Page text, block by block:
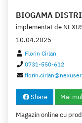
BIOGAMA
implementat de
10.04.2025
Florin Cirlan
0731-550-612
Share Mai
Magazin online cu